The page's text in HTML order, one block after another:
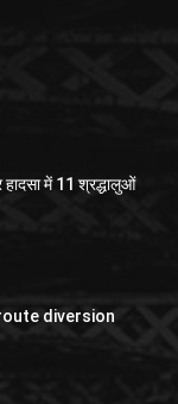
में 11 श्रद्धालुओं
route diversion